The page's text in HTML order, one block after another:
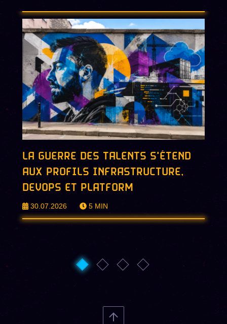
LA GUERRE DES TALENTS S'ÉTEND
AUX PROFILS INFRASTRUCTURE,
DEVOPS ET PLATFORM
30.07.2026 5 MIN